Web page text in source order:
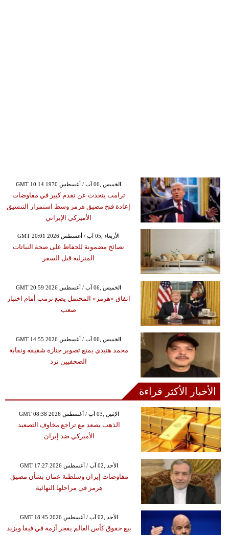
GMT 10:14 1970 الخميس ,06 آب / أغسطس
ترامب يتحدث عن تقدم كبير في مفاوضات
إعادة فتح مضيق هرمز وسط استمرار التنسيق
الأميركي الإيراني
GMT 20:01 2026 الأربعاء ,05 آب / أغسطس
نصائح مضمونة للحفاظ على صحة النباتات
المنزلية قبل السفر
GMT 20:59 2026 الخميس ,06 آب / أغسطس
اتفاق «هرمز» المحتمل يضع ترمب أمام اختبار
صعب
GMT 14:55 2026 الخميس ,06 آب / أغسطس
محمد هنيدي يمنع تصوير جنازة شقيقه ونقابة
الصحفيين ترد
الأخبار الأكثر قراءة
GMT 08:38 2026 الإثنين ,03 آب / أغسطس
الذهب يصعد مع تراجع مخاوف التصعيد
الأميركي ضد إيران
GMT 17:27 2026 الأحد ,02 آب / أغسطس
مفاوضات إيران وسلطنة عمان بشأن مضيق
هرمز في مراحلها النهائية
GMT 18:45 2026 الأحد ,02 آب / أغسطس
بيع حقوق كأس العالم يفجر أزمة في فيفا ويزيد